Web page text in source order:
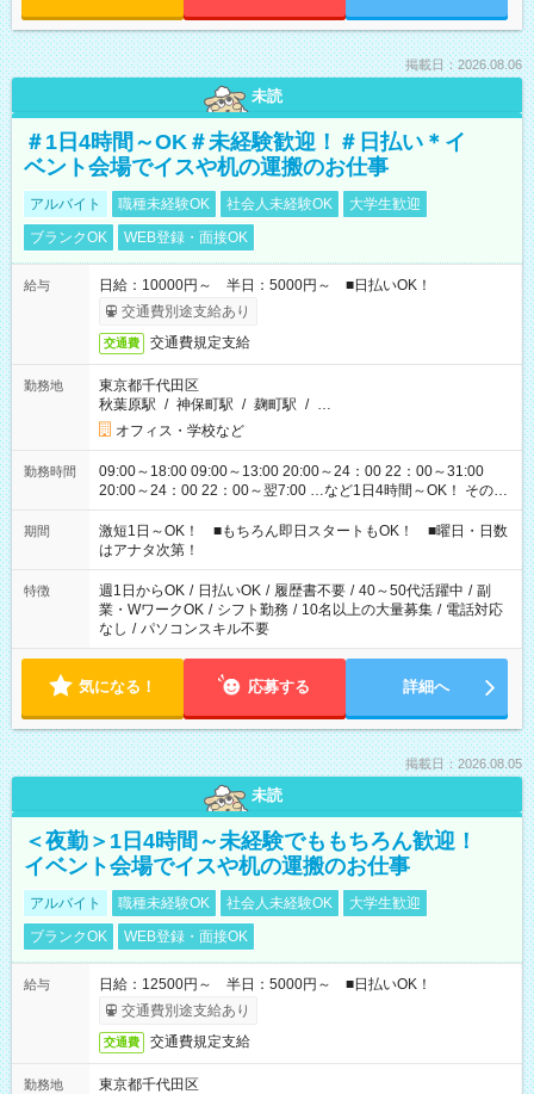
掲載日：2026.08.06
未読
＃1日4時間～OK＃未経験歓迎！＃日払い＊イ
ベント会場でイスや机の運搬のお仕事
アルバイト 職種未経験OK 社会人未経験OK
大学生歓迎
ブランクOK
WEB登録・面接OK
給与
日給：10000円～ 半日：5000円～ ■日払いOK！
交通費別途支給あり
交通費 交通費規定支給
勤務地
東京都千代田区
秋葉原駅 / 神保町駅 / 麹町駅 / …
オフィス・学校など
勤務時間
09:00～18:00 09:00～13:00 20:00～24：00 22：00～31:00
20:00～24：00 22：00～翌7:00 …など1日4時間～OK！ その他
シフトもございます！ お気軽にご相談ください！
期間
激短1日～OK！ ■もちろん即日スタートもOK！ ■曜日・日数
はアナタ次第！
特徴 週1日からOK / 日払いOK / 履歴書不要 / 40～50代活躍中 / 副
業・WワークOK / シフト勤務 / 10名以上の大量募集 / 電話対応
なし / パソコンスキル不要
気になる！ 応募する 詳細へ
掲載日：2026.08.05
未読
＜夜勤＞1日4時間～未経験でももちろん歓迎！
イベント会場でイスや机の運搬のお仕事
アルバイト 職種未経験OK 社会人未経験OK
大学生歓迎
ブランクOK
WEB登録・面接OK
給与
日給：12500円～ 半日：5000円～ ■日払いOK！
交通費別途支給あり
交通費 交通費規定支給
勤務地
東京都千代田区